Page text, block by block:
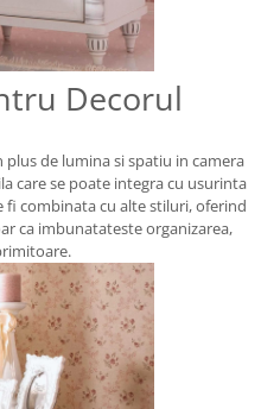
Decorul
plus de lumina si spatiu in camera
care se poate integra cu usurinta
fi combinata cu alte stiluri, oferind
ca imbunatateste organizarea,